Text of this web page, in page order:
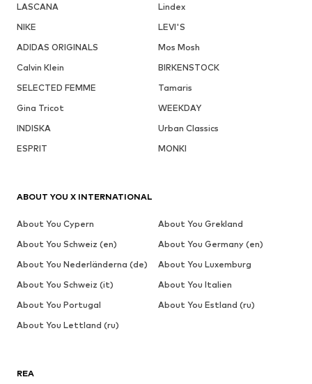
LASCANA
Lindex
NIKE
LEVI'S
ADIDAS ORIGINALS
Mos Mosh
Calvin Klein
BIRKENSTOCK
SELECTED FEMME
Tamaris
Gina Tricot
WEEKDAY
INDISKA
Urban Classics
ESPRIT
MONKI
REA
ABOUT YOU X INTERNATIONAL
About You Cypern
About You Grekland
About You Schweiz (en)
About You Germany (en)
About You Nederländerna (de)
About You Luxemburg
About You Schweiz (it)
About You Italien
About You Portugal
About You Estland (ru)
About You Lettland (ru)